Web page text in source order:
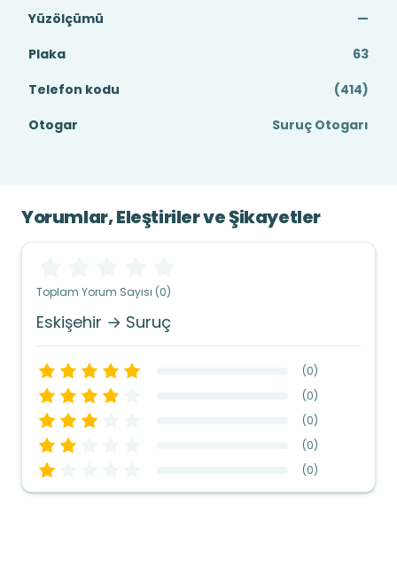
Yüzölçümü
—
Plaka
63
Telefon kodu
(414)
Otogar
Suruç Otogarı
Yorumlar, Eleştiriler ve Şikayetler
Toplam Yorum Sayısı (0)
Eskişehir → Suruç
(0)
(0)
(0)
(0)
(0)